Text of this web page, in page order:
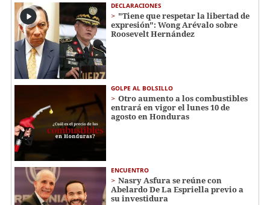
DECLARACIONES
"Tiene que respetar la libertad de
expresión": Wong Arévalo sobre
Roosevelt Hernández
GOLPE AL BOLSILLO
Otro aumento a los combustibles
entrará en vigor el lunes 10 de
agosto en Honduras
ENCUENTRO
Nasry Asfura se reúne con
Abelardo De La Espriella previo a
su investidura